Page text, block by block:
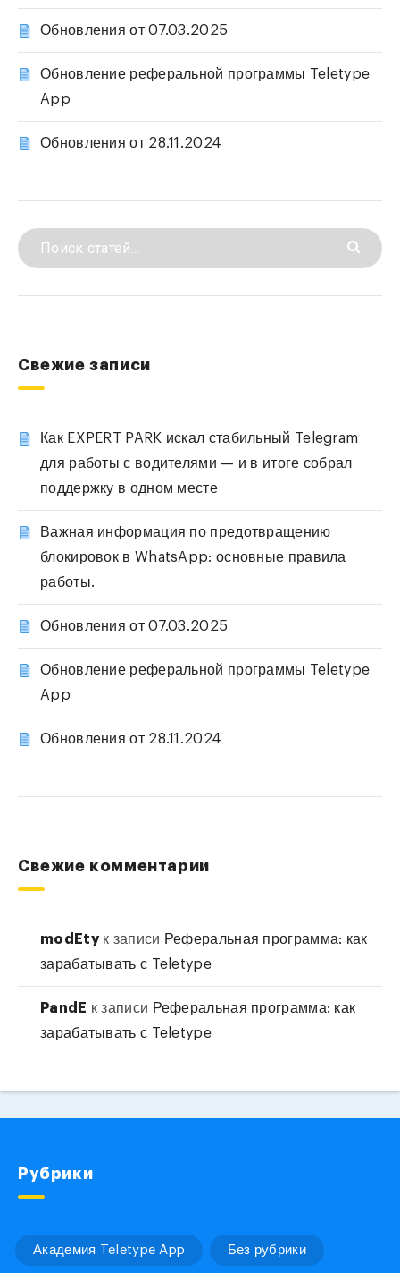
Обновления от 07.03.2025
Обновление реферальной программы Teletype
App
Обновления от 28.11.2024
Свежие записи
Как EXPERT PARK искал стабильный Telegram
для работы с водителями — и в итоге собрал
поддержку в одном месте
Важная информация по предотвращению
блокировок в WhatsApp: основные правила
работы.
Обновления от 07.03.2025
Обновление реферальной программы Teletype
App
Обновления от 28.11.2024
Свежие комментарии
modEtyк записи Реферальная программа: как
зарабатывать с Teletype
PandE к записи Реферальная программа: как
зарабатывать с Teletype
Рубрики
Академия Teletype App Без рубрики